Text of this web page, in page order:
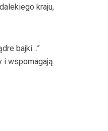
kraju,
bajki…”
i wspomagają